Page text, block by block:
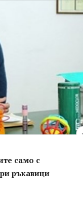
само с
ръкавици